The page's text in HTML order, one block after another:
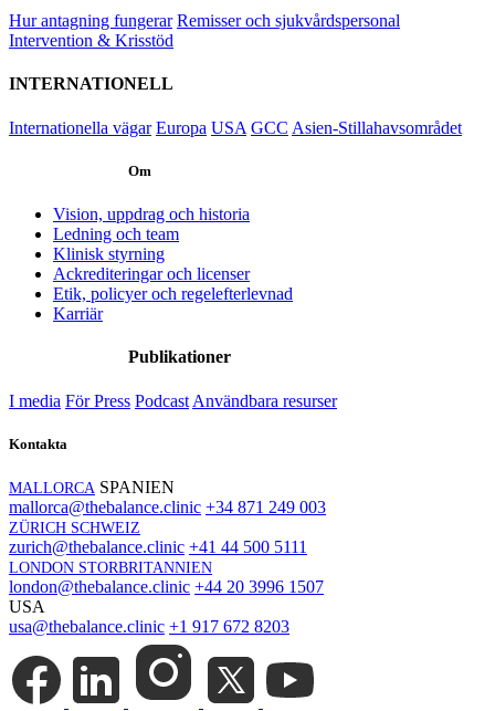
Hur antagning fungerar Remisser och sjukvårdspersonal
Intervention & Krisstöd
INTERNATIONELL
Internationella vägar Europa USA GCC Asien-Stillahavsområdet
Om
Vision, uppdrag och historia
Ledning och team
Klinisk styrning
Ackrediteringar och licenser
Etik, policyer och regelefterlevnad
Karriär
Publikationer
I media För Press Podcast Användbara resurser
Kontakta
MALLORCA SPANIEN
mallorca@thebalance.clinic +34 871 249 003
ZÜRICH SCHWEIZ
zurich@thebalance.clinic +41 44 500 5111
LONDON STORBRITANNIEN
london@thebalance.clinic +44 20 3996 1507
USA
usa@thebalance.clinic +1 917 672 8203